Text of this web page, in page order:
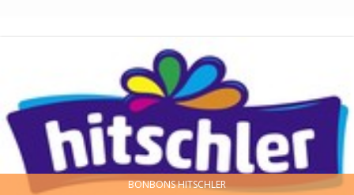
BONBONS HITSCHLER